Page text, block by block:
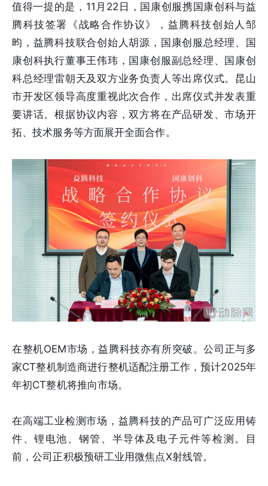
值得一提的是，11月22日，国康创服携国康创科与益
腾科技签署《战略合作协议》，益腾科技创始人邹
昀，益腾科技联合创始人胡源，国康创服总经理、国
康创科执行董事王伟玮，国康创服副总经理、国康创
科总经理雷朝天及双方业务负责人等出席仪式。昆山
市开发区领导高度重视此次合作，出席仪式并发表重
要讲话。根据协议内容，双方将在产品研发、市场开
拓、技术服务等方面展开全面合作。
在整机OEM市场，益腾科技亦有所突破。公司正与多
家CT整机制造商进行整机适配注册工作，预计2025年
年初CT整机将推向市场。
在高端工业检测市场，益腾科技的产品可广泛应用铸
件、锂电池、钢管、半导体及电子元件等检测。目
前，公司正积极预研工业用微焦点X射线管。